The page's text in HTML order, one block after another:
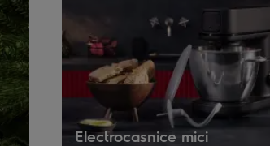
Electrocasnice mici